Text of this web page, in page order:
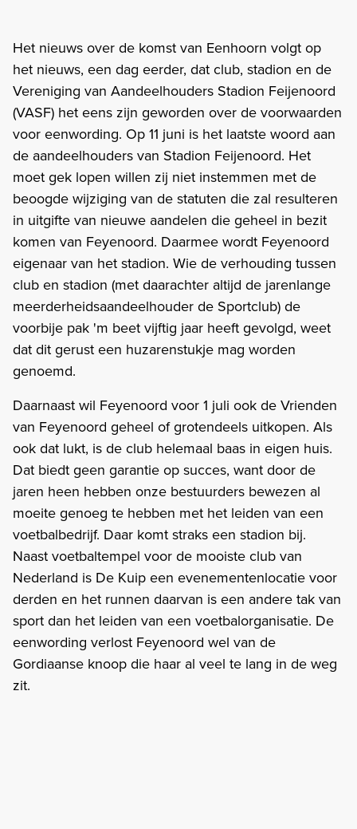
Het nieuws over de komst van Eenhoorn volgt op
het nieuws, een dag eerder, dat club, stadion en de
Vereniging van Aandeelhouders Stadion Feijenoord
(VASF) het eens zijn geworden over de voorwaarden
voor eenwording. Op 11 juni is het laatste woord aan
de aandeelhouders van Stadion Feijenoord. Het
moet gek lopen willen zij niet instemmen met de
beoogde wijziging van de statuten die zal resulteren
in uitgifte van nieuwe aandelen die geheel in bezit
komen van Feyenoord. Daarmee wordt Feyenoord
eigenaar van het stadion. Wie de verhouding tussen
club en stadion (met daarachter altijd de jarenlange
meerderheidsaandeelhouder de Sportclub) de
voorbije pak 'm beet vijftig jaar heeft gevolgd, weet
dat dit gerust een huzarenstukje mag worden
genoemd.
Daarnaast wil Feyenoord voor 1 juli ook de Vrienden
van Feyenoord geheel of grotendeels uitkopen. Als
ook dat lukt, is de club helemaal baas in eigen huis.
Dat biedt geen garantie op succes, want door de
jaren heen hebben onze bestuurders bewezen al
moeite genoeg te hebben met het leiden van een
voetbalbedrijf. Daar komt straks een stadion bij.
Naast voetbaltempel voor de mooiste club van
Nederland is De Kuip een evenementenlocatie voor
derden en het runnen daarvan is een andere tak van
sport dan het leiden van een voetbalorganisatie. De
eenwording verlost Feyenoord wel van de
Gordiaanse knoop die haar al veel te lang in de weg
zit.